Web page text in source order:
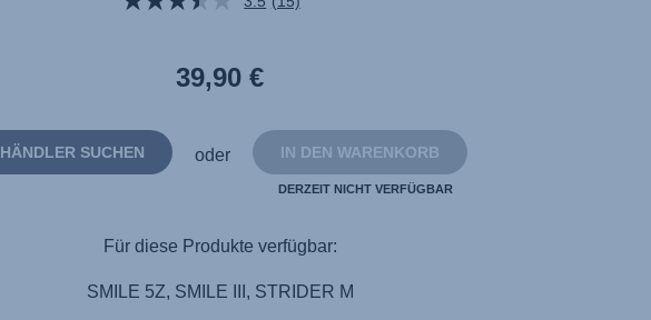
15
39,90 €
IN DEN WARENKORB
DERZEIT NICHT VERFÜGBAR
oder
HÄNDLER SUCHEN
Für diese Produkte verfügbar:
SMILE 5Z, SMILE III, STRIDER M